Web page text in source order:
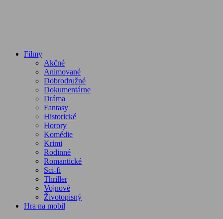
Filmy
Akčné
Animované
Dobrodružné
Dokumentárne
Dráma
Fantasy
Historické
Horory
Komédie
Krimi
Rodinné
Romantické
Sci-fi
Thriller
Vojnové
Životopisný
Hra na mobil